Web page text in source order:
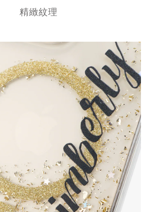
精緻紋理